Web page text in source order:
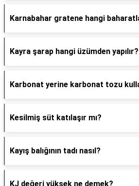
Karnabahar gratene hangi
Kayra şarap hangi üzümden yapılır?
Karbonat yerine karbonat tozu
Kesilmiş süt katılaşır mı?
Kayış balığının tadı nasıl?
KJ değeri yüksek ne demek?